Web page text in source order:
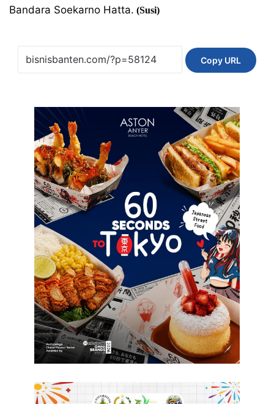
Bandara Soekarno Hatta. (Susi)
Copy URL